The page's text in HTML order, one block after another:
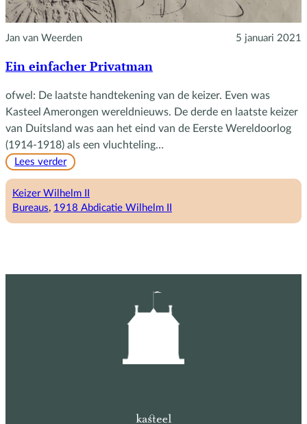
Jan van Weerden 5 januari 2021
Ein einfacher Privatman
ofwel: De laatste handtekening van de keizer. Even was
Kasteel Amerongen wereldnieuws. De derde en laatste keizer
van Duitsland was aan het eind van de Eerste Wereldoorlog
(1914-1918) als een vluchteling…
Lees verder:
einfacher
Privatman
Keizer Wilhelm II
Bureaus, 1918 Abdicatie Wilhelm II